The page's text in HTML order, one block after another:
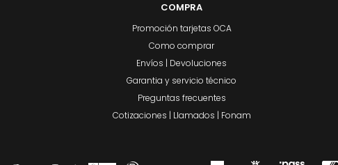
COMPRA
Promoción tarjetas OCA
Como comprar
Envíos | Devoluciones
Garantia y servicio técnico
Preguntas frecuentes
Cotizaciones | Llamados | Fonam